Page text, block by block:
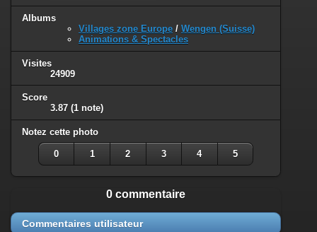
Albums
Villages zone Europe / Wengen (Suisse)
Animations & Spectacles
Visites
24909
Score
3.87 (1 note)
Notez cette photo
0 1 2 3 4 5
0 commentaire
Commentaires utilisateur